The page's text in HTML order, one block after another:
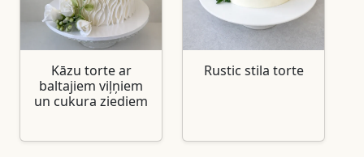
Kāzu torte ar
baltajiem viļņiem
un cukura ziediem
Rustic stila torte